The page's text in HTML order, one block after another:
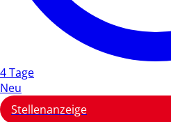
4 Tage
Neu
Stellenanzeige